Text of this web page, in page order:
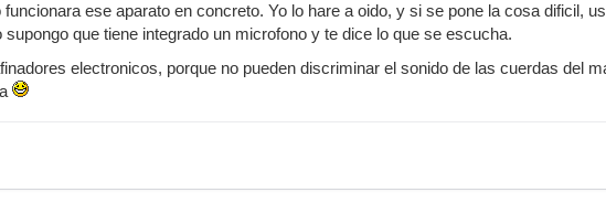
ese aparato en concreto. Yo lo hare a oido, y si se pone la cosa dificil,
supongo que tiene integrado un microfono y te dice lo que se escucha.
electronicos, porque no pueden discriminar el sonido de las cuerdas del